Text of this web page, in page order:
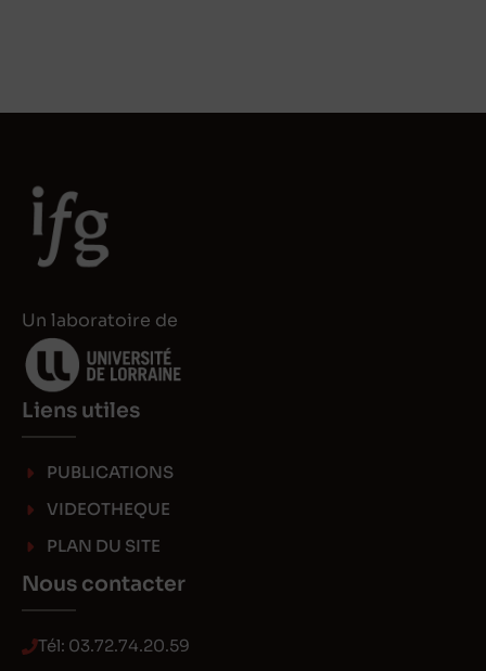
Un laboratoire de
Liens utiles
PUBLICATIONS
VIDEOTHEQUE
PLAN DU SITE
Nous contacter
Tél: 03.72.74.20.59